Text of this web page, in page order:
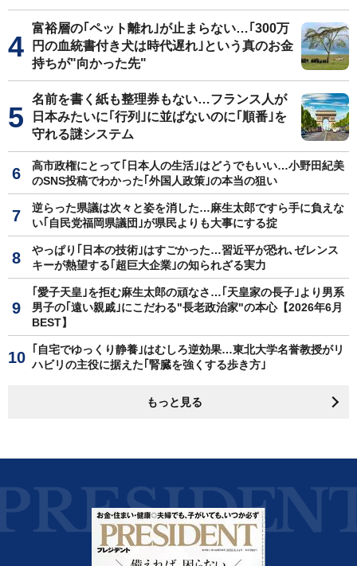
富裕層の｢ペット離れ｣が止まらない…｢300万
円の血統書付き犬は時代遅れ｣という真のお金
持ちが"向かった先"
名前を書く紙も整理券もない…フランス人が
日本みたいに｢行列｣に並ばないのに｢順番｣を
守れる謎システム
高市政権にとって｢日本人の生活｣はどうでもいい…小野田紀美
のSNS投稿でわかった｢外国人政策｣の本当の狙い
逆らった県議は次々と姿を消した…麻生太郎ですら手に負えな
い｢自民党福岡県議団｣が県民よりも大事にする掟
やっぱり｢日本の技術｣はすごかった…習近平が恐れ､ゼレンス
キーが熱望する｢超巨大企業｣の知られざる実力
｢愛子天皇｣を拒む麻生太郎の頑なさ…｢天皇家の長子｣より男系
男子の｢遠い親戚｣にこだわる"長老政治家"の本心【2026年6月
BEST】
｢自宅でゆっくり静養｣はむしろ逆効果…東北大学名誉教授がリ
ハビリの主役に据えた｢腎臓を強くする歩き方｣
もっと見る